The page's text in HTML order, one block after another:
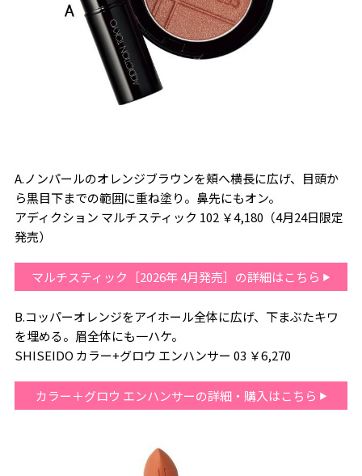
A.ノンパールのオレンジブラウンを頬へ横長に広げ、目頭か
ら黒目下までの範囲に重ね塗り。鼻先にもオン。
アディクション マルチスティック 102 ￥4,180（4月24日限定
発売）
マルチスティック［2026年 4月発売］の詳細はこちら
B.コッパーオレンジをアイホール全体に広げ、下まぶたキワ
を埋める。眉全体にも一ハケ。
SHISEIDO カラー+グロウ エンハンサー 03 ￥6,270
カラー＋グロウ エンハンサーの詳細・購入はこちら